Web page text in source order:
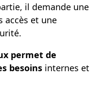
il demande une
accès et une
permet de
besoins internes et